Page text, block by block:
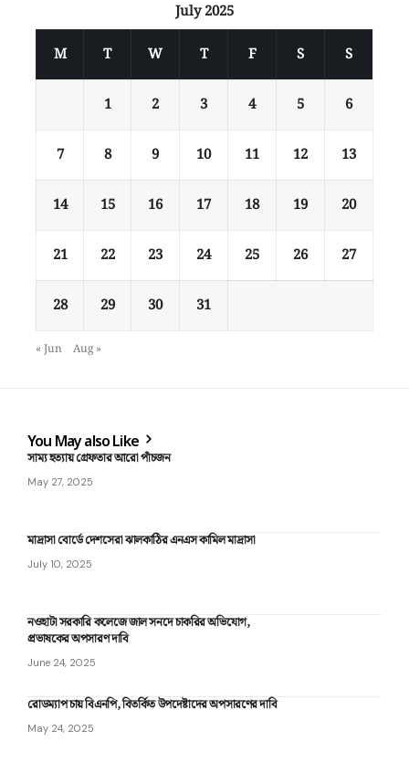
July 2025
M T W T F S S
1 2 3 4 5 6
7 8 9 10 11 12 13
14 15 16 17 18 19 20
21 22 23 24 25 26 27
28 29 30 31
« Jun Aug »
You May also Like
সাম্য হত্যায় গ্রেফতার আরো পাঁচজন
May 27, 2025
‎মাদ্রাসা বোর্ডে দেশসেরা ঝালকাঠির এনএস কামিল মাদ্রাসা
July 10, 2025
নওহাটা সরকারি কলেজে জাল সনদে চাকরির অভিযোগ,
প্রভাষকের অপসারণ দাবি
June 24, 2025
রোডম্যাপ চায় বিএনপি, বিতর্কিত উপদেষ্টাদের অপসারণের দাবি
May 24, 2025